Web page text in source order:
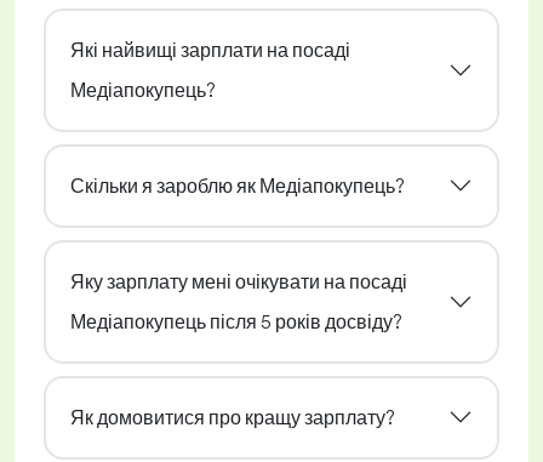
Які найвищі зарплати на посаді
Медіапокупець?
Скільки я зароблю як Медіапокупець?
Яку зарплату мені очікувати на посаді
Медіапокупець після 5 років досвіду?
Як домовитися про кращу зарплату?